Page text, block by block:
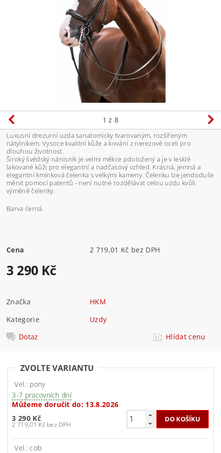
1 z 8
Luxusní drezurní uzda sanatomicky tvarovaným, rozšířeným
nátylníkem. Vysoce kvalitní kůže a kování z nerezové oceli pro
dlouhou životnost.
Široký švédský nánisník je velmi měkce pdoložený a je v lesklé
lakované kůži pro elegantní a nadčasový vzhled. Krásná, jemná a
elegantní kmínková čelenka s velkými kameny. Čelenku lze jendoduše
měnit pomocí patentů - není nutné rozdělávat celou uzdu kvůli
výměně čelenky.
Barva černá.
Cena 2 719,01 Kč bez DPH
3 290 Kč
Značka
HKM
Kategorie
Uzdy
Dotaz
Hlídat cenu
ZVOLTE VARIANTU
Vel.: pony
3-7 pracovních dní
Můžeme doručit do: 13.8.2026
3 290 Kč
2 719,01 Kč bez DPH
Vel.: cob